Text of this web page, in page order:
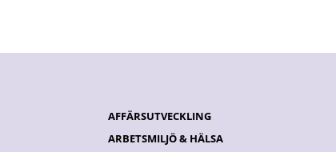
AFFÄRSUTVECKLING
ARBETSMILJÖ & HÄLSA